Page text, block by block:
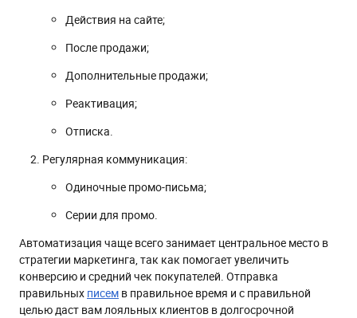
Действия на сайте;
После продажи;
Дополнительные продажи;
Реактивация;
Отписка.
Регулярная коммуникация:
Одиночные промо-письма;
Серии для промо.
Автоматизация чаще всего занимает центральное место в
стратегии маркетинга, так как помогает увеличить
конверсию и средний чек покупателей. Отправка
правильных писем в правильное время и с правильной
целью даст вам лояльных клиентов в долгосрочной